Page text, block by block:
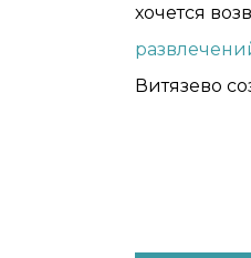
хочется
Витязево